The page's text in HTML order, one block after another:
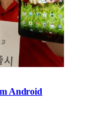
Android